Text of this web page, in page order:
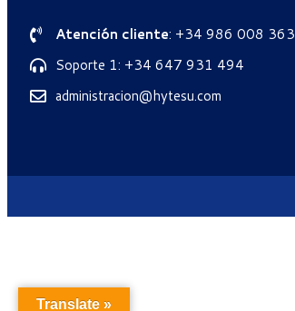
Atención cliente: +34 986 008 363
Soporte 1: +34 647 931 494
administracion@hytesu.com
Translate »